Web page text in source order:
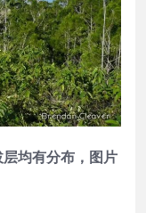
层均有分布，图片